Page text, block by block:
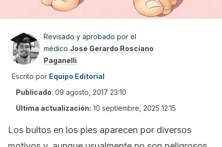
Revisado y aprobado por el
médico José Gerardo Rosciano
Paganelli
Escrito por Equipo Editorial
Publicado: 09 agosto, 2017 23:10
Última actualización: 10 septiembre, 2025 12:15
Los bultos en los pies aparecen por diversos